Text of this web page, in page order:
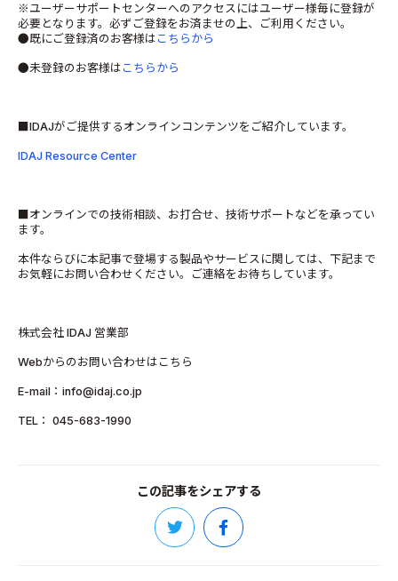
※ユーザーサポートセンターへのアクセスにはユーザー様毎に登録が
必要となります。必ずご登録をお済ませの上、ご利用ください。
●既にご登録済のお客様は こちらから
●未登録のお客様は こちらから
■IDAJがご提供するオンラインコンテンツをご紹介しています。
IDAJ Resource Center
■オンラインでの技術相談、お打合せ、技術サポートなどを承ってい
ます。
本件ならびに本記事で登場する製品やサービスに関しては、下記まで
お気軽にお問い合わせください。ご連絡をお待ちしています。
株式会社 IDAJ 営業部
Webからのお問い合わせはこちら
E-mail：info@idaj.co.jp
TEL： 045-683-1990
この記事をシェアする